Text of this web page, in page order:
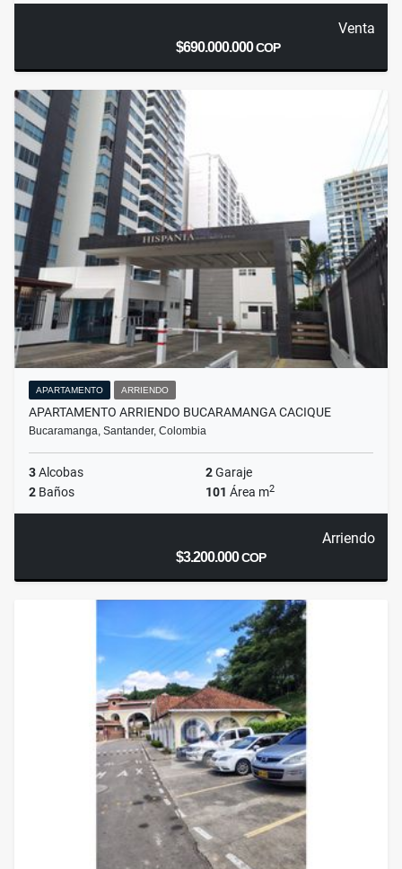
Venta
$690.000.000COP
APARTAMENTO ARRIENDO
APARTAMENTO ARRIENDO BUCARAMANGA CACIQUE
Bucaramanga, Santander, Colombia
3Alcobas 2Garaje
2 Baños 101 Área m2
Arriendo
$3.200.000COP